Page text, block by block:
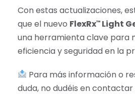
Con estas actualizaciones,
que el nuevo FlexRx™ Light
una herramienta clave para
eficiencia y seguridad en la
Para más información o
duda, no dudéis en